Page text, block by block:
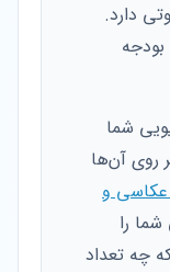
دارد.
شما
روی آن‌ها
و
را
چه تعداد